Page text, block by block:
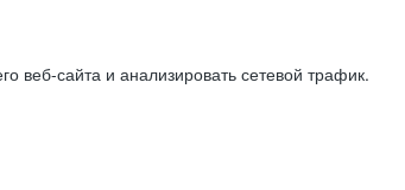
веб-сайта и анализировать сетевой трафик.